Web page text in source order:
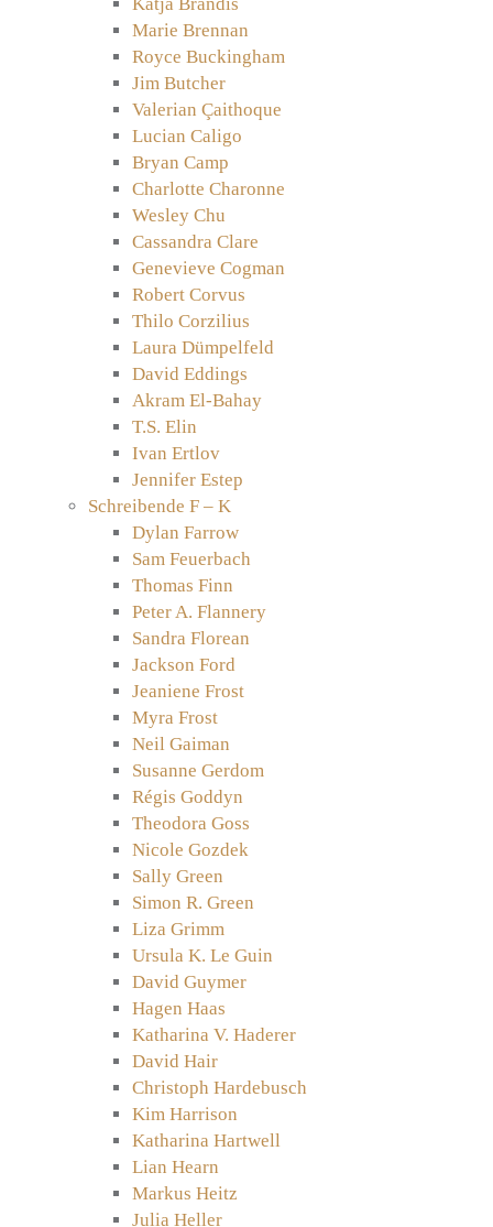
Marie Brennan
Royce Buckingham
Jim Butcher
Valerian Çaithoque
Lucian Caligo
Bryan Camp
Charlotte Charonne
Wesley Chu
Cassandra Clare
Genevieve Cogman
Robert Corvus
Thilo Corzilius
Laura Dümpelfeld
David Eddings
Akram El-Bahay
T.S. Elin
Ivan Ertlov
Jennifer Estep
Schreibende F – K
Dylan Farrow
Sam Feuerbach
Thomas Finn
Peter A. Flannery
Sandra Florean
Jackson Ford
Jeaniene Frost
Myra Frost
Neil Gaiman
Susanne Gerdom
Régis Goddyn
Theodora Goss
Nicole Gozdek
Sally Green
Simon R. Green
Liza Grimm
Ursula K. Le Guin
David Guymer
Hagen Haas
Katharina V. Haderer
David Hair
Christoph Hardebusch
Kim Harrison
Katharina Hartwell
Lian Hearn
Markus Heitz
Julia Heller